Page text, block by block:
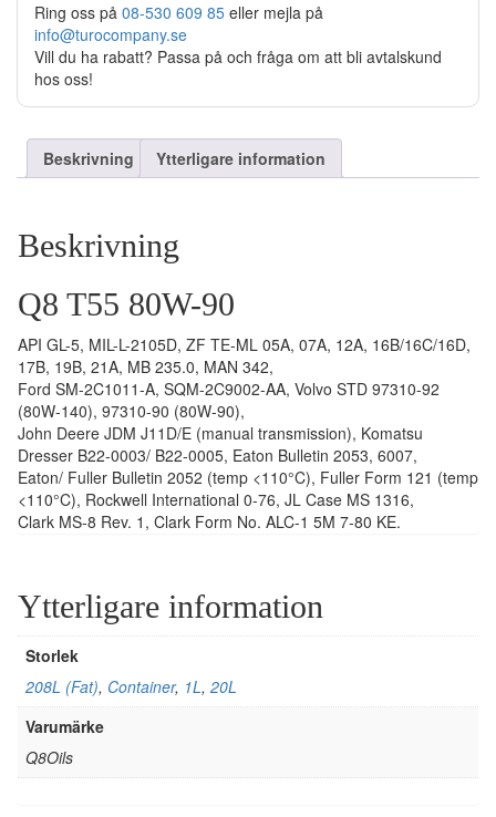
Ring oss på 08-530 609 85 eller mejla på
info@turocompany.se
Vill du ha rabatt? Passa på och fråga om att bli avtalskund
hos oss!
Beskrivning Ytterligare information
Beskrivning
Q8 T55 80W-90
API GL-5, MIL-L-2105D, ZF TE-ML 05A, 07A, 12A, 16B/16C/16D,
17B, 19B, 21A, MB 235.0, MAN 342,
Ford SM-2C1011-A, SQM-2C9002-AA, Volvo STD 97310-92
(80W-140), 97310-90 (80W-90),
John Deere JDM J11D/E (manual transmission), Komatsu
Dresser B22-0003/ B22-0005, Eaton Bulletin 2053, 6007,
Eaton/ Fuller Bulletin 2052 (temp <110°C), Fuller Form 121 (temp
<110°C), Rockwell International 0-76, JL Case MS 1316,
Clark MS-8 Rev. 1, Clark Form No. ALC-1 5M 7-80 KE.
Ytterligare information
Storlek
208L (Fat), Container, 1L, 20L
Varumärke
Q8Oils